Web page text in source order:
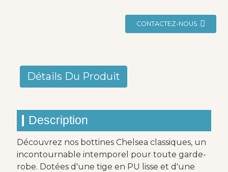
CONTACTEZ-NOUS
Détails Du Produit
Description
Découvrez nos bottines Chelsea classiques, un
incontournable intemporel pour toute garde-
robe. Dotées d'une tige en PU lisse et d'une